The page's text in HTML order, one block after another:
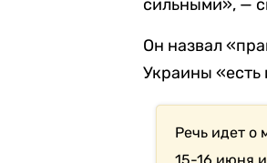
сильными», —
Он назвал
Украины «есть
Речь идет о